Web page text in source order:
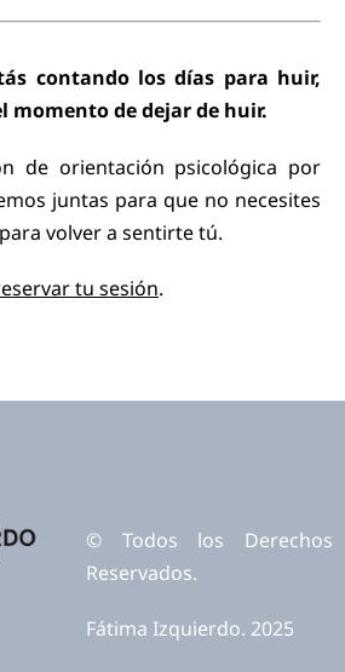
contando los días para huir,
momento de dejar de huir.
de orientación psicológica por
juntas para que no necesites
volver a sentirte tú.
tu sesión.
© Todos los Derechos
Reservados.
Fátima Izquierdo. 2025